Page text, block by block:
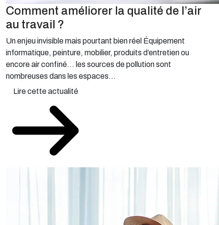
Comment améliorer la qualité de l’air
au travail ?
Un enjeu invisible mais pourtant bien réel Équipement
informatique, peinture, mobilier, produits d’entretien ou
encore air confiné… les sources de pollution sont
nombreuses dans les espaces...
Lire cette actualité